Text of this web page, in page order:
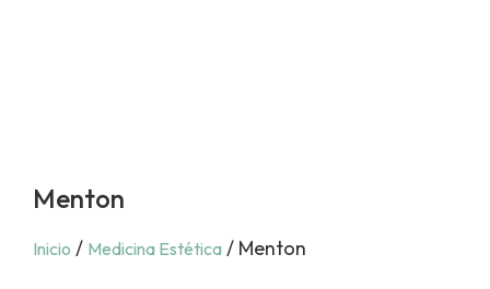
Menton
Inicio / Medicina Estética / Menton